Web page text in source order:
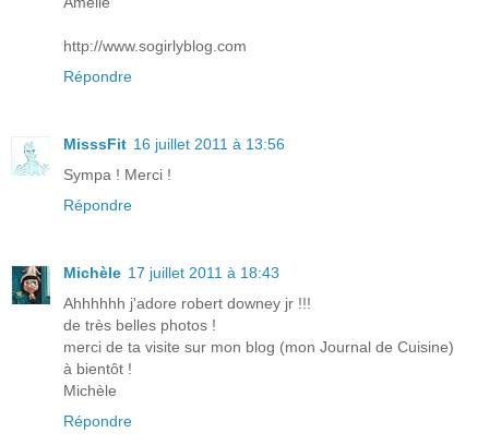
http://www.sogirlyblog.com
Répondre
MisssFit 16 juillet 2011 à 13:56
Sympa ! Merci !
Répondre
Michèle 17 juillet 2011 à 18:43
Ahhhhhh j'adore robert downey jr !!!
de très belles photos !
merci de ta visite sur mon blog (mon Journal de Cuisine)
à bientôt !
Michèle
Répondre